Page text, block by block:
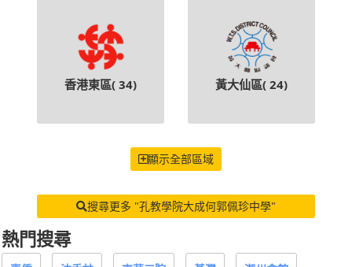
香港東區( 34) 黃大仙區( 24)
顯示全部區域
搜尋更多 "孔教學院大成何郭佩珍中學"
熱門搜尋